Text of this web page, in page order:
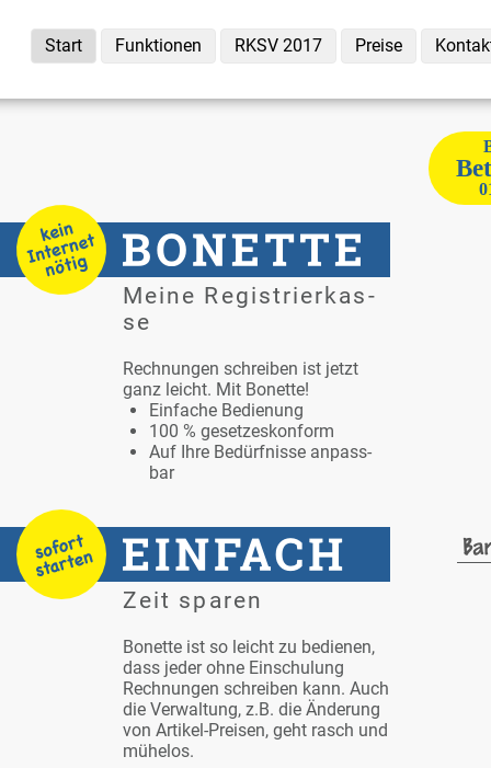
Start Funk­tio­nen RKSV 2017 Prei­se
Mei­ne Re­gis­trier­kas­
se
Rech­nun­gen schrei­ben ist jetzt
ganz leicht. Mit Bo­net­te!
Ein­fa­che Be­die­nung
100 % ge­set­zes­kon­form
Auf Ih­re Be­dürf­nis­se an­pass­
bar
Zeit spa­ren
Bo­net­te ist so leicht zu be­die­nen,
dass je­der oh­ne Ein­schu­lung
Rech­nun­gen schrei­ben kann. Auch
die Ver­wal­tung, z.B. die Än­de­rung
von Ar­ti­kel-Prei­sen, geht rasch und
mü­he­los.